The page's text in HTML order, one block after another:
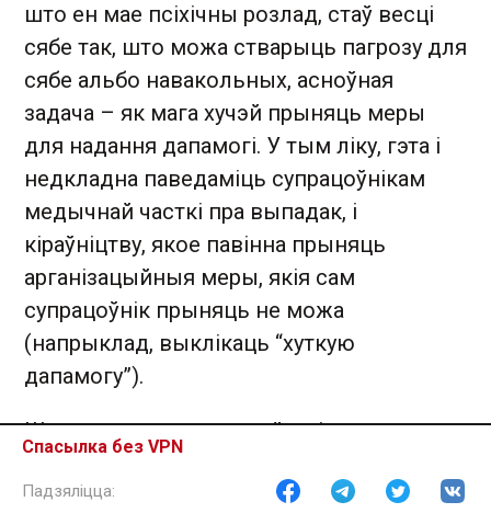
што ен мае псіхічны розлад, стаў весці
сябе так, што можа стварыць пагрозу для
сябе альбо навакольных, асноўная
задача – як мага хучэй прыняць меры
для надання дапамогі. У тым ліку, гэта і
недкладна паведаміць супрацоўнікам
медычнай часткі пра выпадак, і
кіраўніцтву, якое павінна прыняць
арганізацыйныя меры, якія сам
супрацоўнік прыняць не можа
(напрыклад, выклікаць “хуткую
дапамогу”).
Што датычыцца людзей, якія ужо маюць
якія не пагражаюць жыццю і здароў’ю, то
Спасылка без VPN